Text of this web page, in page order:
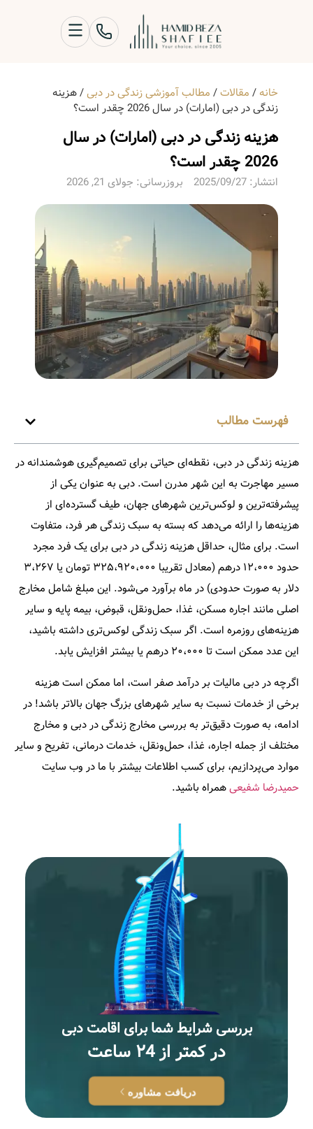
خانه / مقالات/ مطالب آموزشی زندگی در دبی/هزینه
زندگی در دبی (امارات) در سال 2026 چقدر است؟
هزینه زندگی در دبی (امارات) در سال
2026 چقدر است؟
انتشار: 2025/09/27 بروزرسانی: جولای 21, 2026
فهرست مطالب
هزینه زندگی در دبی، نقطه‌ای حیاتی برای تصمیم‌گیری هوشمندانه در
مسیر مهاجرت به این شهر مدرن است. دبی به عنوان یکی از
پیشرفته‌ترین و لوکس‌ترین شهرهای جهان، طیف گسترده‌ای از
هزینه‌ها را ارائه می‌دهد که بسته به سبک زندگی هر فرد، متفاوت
است. برای مثال، حداقل هزینه زندگی در دبی برای یک فرد مجرد
حدود ۱۲،۰۰۰ درهم (معادل تقریبا ۳۲۵،۹۲۰،۰۰۰ تومان یا ۳،۲۶۷
دلار به صورت حدودی) در ماه برآورد می‌شود. این مبلغ شامل مخارج
اصلی مانند اجاره مسکن، غذا، حمل‌ونقل، قبوض، بیمه پایه و سایر
هزینه‌های روزمره است. اگر سبک زندگی لوکس‌تری داشته باشید،
این عدد ممکن است تا ۲۰،۰۰۰ درهم یا بیشتر افزایش یابد.
اگرچه در دبی مالیات بر درآمد صفر است، اما ممکن است هزینه
برخی از خدمات نسبت به سایر شهرهای بزرگ جهان بالاتر باشد! در
ادامه، به صورت دقیق‌تر به بررسی مخارج زندگی در دبی و مخارج
مختلف از جمله اجاره، غذا، حمل‌ونقل، خدمات درمانی، تفریح و سایر
موارد می‌پردازیم، برای کسب اطلاعات بیشتر با ما در وب سایت
حمیدرضا شفیعیهمراه باشید.
بررسى شرايط شما براى اقامت دبى
در كمتر از ٢4 ساعت
دریافت مشاوره